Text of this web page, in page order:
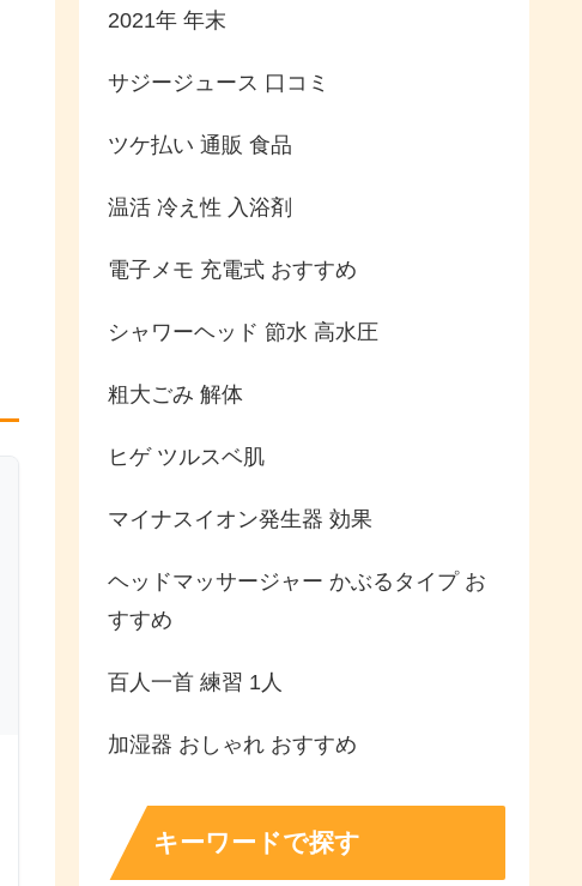
2021年 年末
サジージュース 口コミ
ツケ払い 通販 食品
温活 冷え性 入浴剤
電子メモ 充電式 おすすめ
シャワーヘッド 節水 高水圧
粗大ごみ 解体
ヒゲ ツルスベ肌
マイナスイオン発生器 効果
ヘッドマッサージャー かぶるタイプ お
すすめ
百人一首 練習 1人
加湿器 おしゃれ おすすめ
キーワードで探す